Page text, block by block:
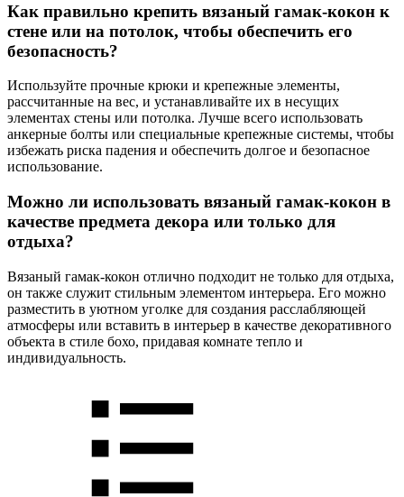
Как правильно крепить вязаный гамак-кокон к
стене или на потолок, чтобы обеспечить его
безопасность?
Используйте прочные крюки и крепежные элементы,
рассчитанные на вес, и устанавливайте их в несущих
элементах стены или потолка. Лучше всего использовать
анкерные болты или специальные крепежные системы, чтобы
избежать риска падения и обеспечить долгое и безопасное
использование.
Можно ли использовать вязаный гамак-кокон в
качестве предмета декора или только для
отдыха?
Вязаный гамак-кокон отлично подходит не только для отдыха,
он также служит стильным элементом интерьера. Его можно
разместить в уютном уголке для создания расслабляющей
атмосферы или вставить в интерьер в качестве декоративного
объекта в стиле бохо, придавая комнате тепло и
индивидуальность.